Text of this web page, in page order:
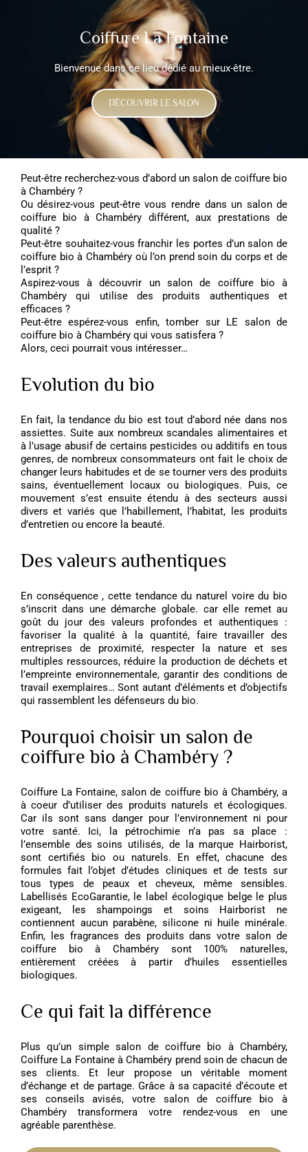
Coiffure La Fontaine
Bienvenue dans ce lieu dédié au mieux-être.
DÉCOUVRIR LE SALON
Peut-être recherchez-vous d’abord un salon de coiffure bio
à Chambéry ?
Ou désirez-vous peut-être vous rendre dans un salon de
coiffure bio à Chambéry différent, aux prestations de
qualité ?
Peut-être souhaitez-vous franchir les portes d’un salon de
coiffure bio à Chambéry où l’on prend soin du corps et de
l’esprit ?
Aspirez-vous à découvrir un salon de coiffure bio à
Chambéry qui utilise des produits authentiques et
efficaces ?
Peut-être espérez-vous enfin, tomber sur LE salon de
coiffure bio à Chambéry qui vous satisfera ?
Alors, ceci pourrait vous intéresser…
Evolution du bio
En fait, la tendance du bio est tout d’abord née dans nos
assiettes. Suite aux nombreux scandales alimentaires et
à l’usage abusif de certains pesticides ou additifs en tous
genres, de nombreux consommateurs ont fait le choix de
changer leurs habitudes et de se tourner vers des produits
sains, éventuellement locaux ou biologiques. Puis, ce
mouvement s’est ensuite étendu à des secteurs aussi
divers et variés que l’habillement, l’habitat, les produits
d’entretien ou encore la beauté.
Des valeurs authentiques
En conséquence , cette tendance du naturel voire du bio
s’inscrit dans une démarche globale. car elle remet au
goût du jour des valeurs profondes et authentiques :
favoriser la qualité à la quantité, faire travailler des
entreprises de proximité, respecter la nature et ses
multiples ressources, réduire la production de déchets et
l’empreinte environnementale, garantir des conditions de
travail exemplaires… Sont autant d’éléments et d’objectifs
qui rassemblent les défenseurs du bio.
Pourquoi choisir un salon de
coiffure bio à Chambéry ?
Coiffure La Fontaine, salon de coiffure bio à Chambéry, a
à coeur d’utiliser des produits naturels et écologiques.
Car ils sont sans danger pour l’environnement ni pour
votre santé. Ici, la pétrochimie n’a pas sa place :
l’ensemble des soins utilisés, de la marque Hairborist,
sont certifiés bio ou naturels. En effet, chacune des
formules fait l’objet d’études cliniques et de tests sur
tous types de peaux et cheveux, même sensibles.
Labellisés EcoGarantie, le label écologique belge le plus
exigeant, les shampoings et soins Hairborist ne
contiennent aucun parabène, silicone ni huile minérale.
Enfin, les fragrances des produits dans votre salon de
coiffure bio à Chambéry sont 100% naturelles,
entièrement créées à partir d’huiles essentielles
biologiques.
Ce qui fait la différence
Plus qu’un simple salon de coiffure bio à Chambéry,
Coiffure La Fontaine à Chambéry prend soin de chacun de
ses clients. Et leur propose un véritable moment
d’échange et de partage. Grâce à sa capacité d’écoute et
ses conseils avisés, votre salon de coiffure bio à
Chambéry transformera votre rendez-vous en une
agréable parenthèse.